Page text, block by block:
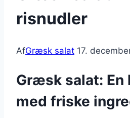
risnudler
AfGræsk salat 17.
Græsk salat: En
med friske